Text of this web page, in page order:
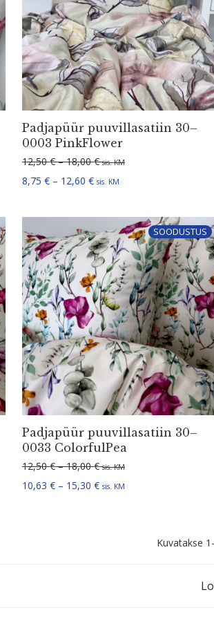
18,00 €
€
Padjapüür puuvil­la­satiin 30–
0003 PinkFlower
12,50€ – 18,00€Hinnavahemik: 12,50 €
sis. KM
8,75 € – 12,60 €Hinnavahemik: 8,75 € kuni
sis. KM
18,00 €
15,30 €
SOODUSTUS
Padjapüür puuvil­la­satiin 30–
0033 ColorfulPea
12,50€ – 18,00€Hinnavahemik: 12,50 €
sis. KM
10,63 € – 15,30 €Hinnavahemik: 10,63 €
sis. KM
Kuvatakse